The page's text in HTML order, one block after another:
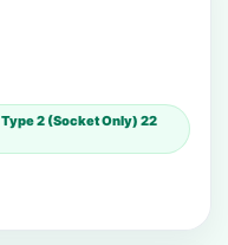
2 (Socket Only) 22